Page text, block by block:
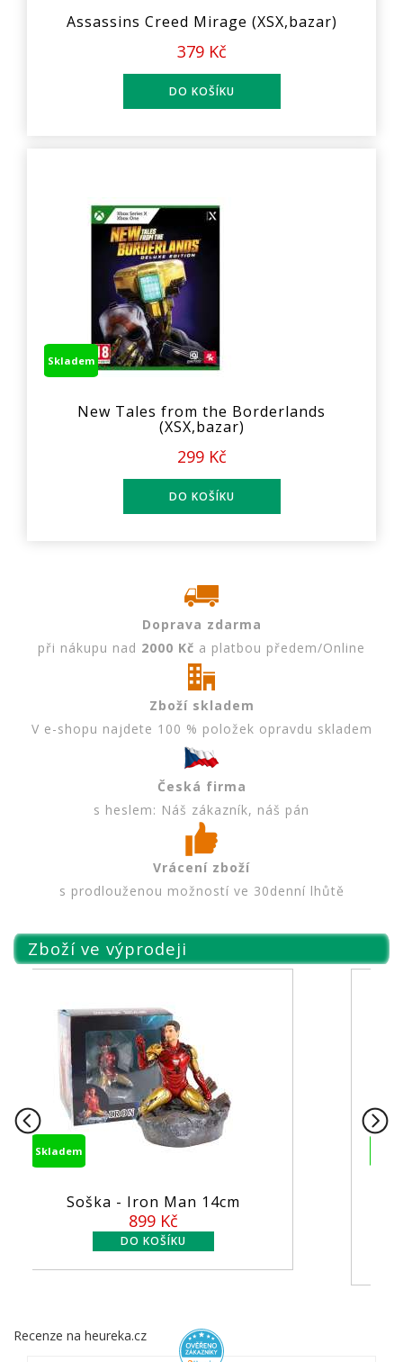
Assassins Creed Mirage (XSX,bazar)
379 Kč
Skladem
New Tales from the Borderlands
(XSX,bazar)
299 Kč
Doprava zdarma
při nákupu nad 2000 Kč a platbou předem/Online
Zboží skladem
V e-shopu najdete 100 % položek opravdu skladem
Česká firma
s heslem: Náš zákazník, náš pán
Vrácení zboží
s prodlouženou možností ve 30denní lhůtě
Zboží ve výprodeji
Skladem
Figurka MCFarlane - DC
Recenze na heureka.cz